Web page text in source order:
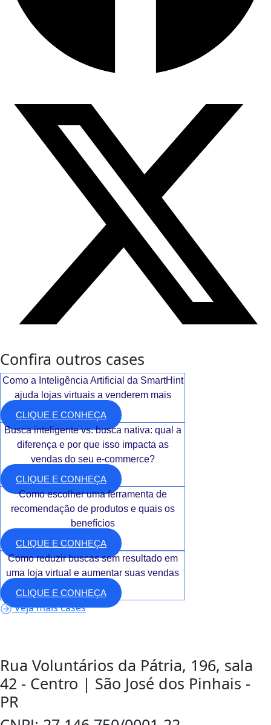
Confira outros cases
Como a Inteligência Artificial da SmartHint
ajuda lojas virtuais a venderem mais
CLIQUE E CONHEÇA
Busca inteligente vs. busca nativa: qual a
diferença e por que isso impacta as
vendas do seu e-commerce?
CLIQUE E CONHEÇA
Como escolher uma ferramenta de
recomendação de produtos e quais os
benefícios
CLIQUE E CONHEÇA
Como reduzir buscas sem resultado em
uma loja virtual e aumentar suas vendas
CLIQUE E CONHEÇA
Veja mais cases
Rua Voluntários da Pátria, 196, sala
42 - Centro | São José dos Pinhais -
PR